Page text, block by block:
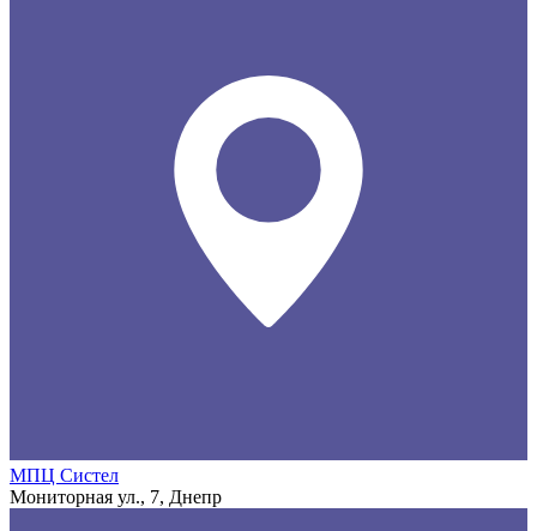
МПЦ Систел
Мониторная ул., 7, Днепр